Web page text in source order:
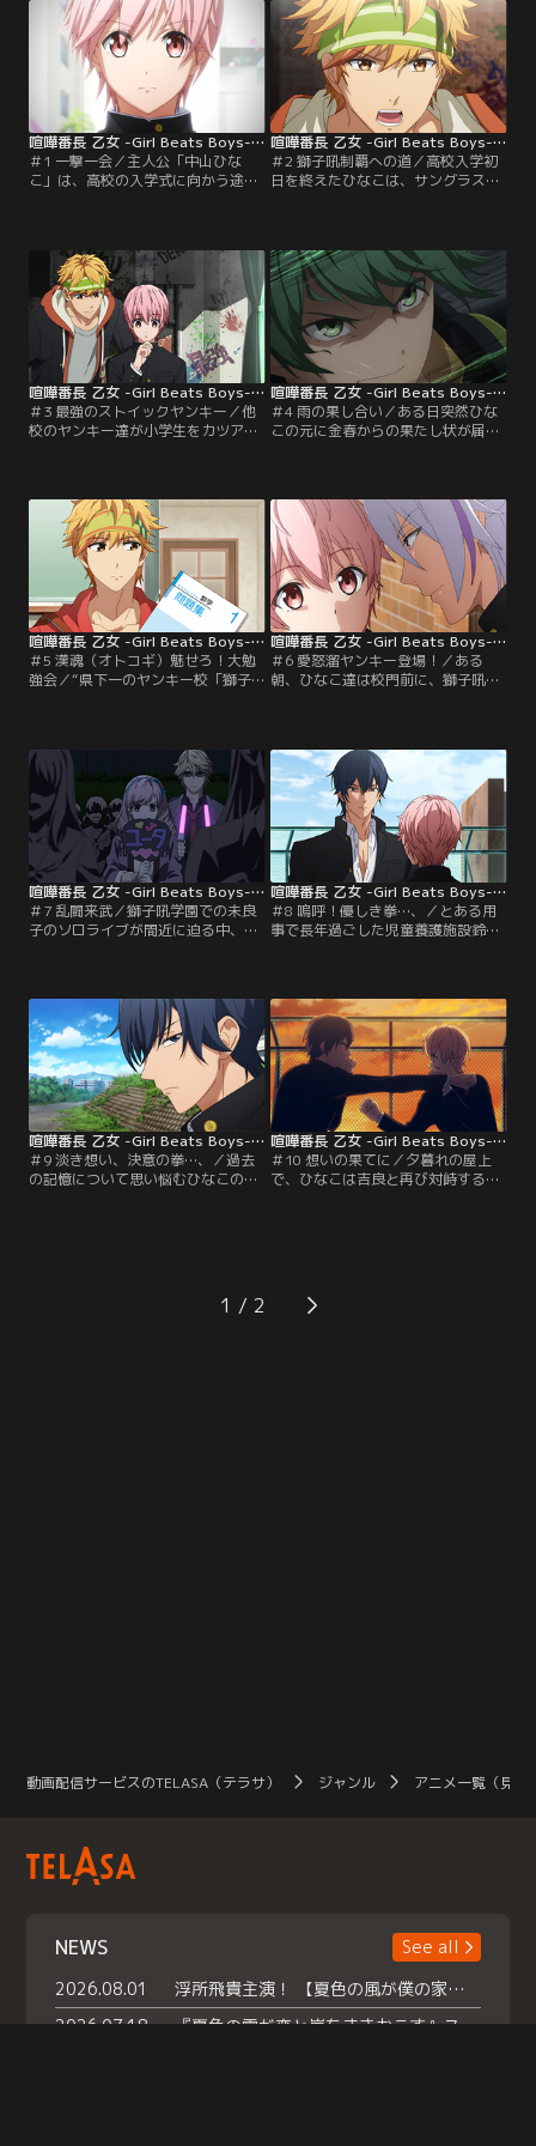
喧嘩番長 乙女 -Girl Beats Boys- 第01話
＃1 一撃一会／主人公「中山ひな
こ」は、高校の入学式に向かう途
いう、壮絶な大乱闘を前に驚くばか
りのひなこ。あわやその渦中に巻き
込まれるところに、「箕輪斗々丸」
と名乗る少年が現れ--。【提供：バ
ンダイチャンネル】
喧嘩番長 乙女 -Girl Beats Boys- 第02話
＃2 獅子吼制覇への道／高校入学初
日を終えたひなこは、サングラスの
の女子高生こそ本来獅子吼学園に通
うハズであった少年「鬼ヶ島ひか
る」。とある理由からひなこは「鬼
ヶ島ひかる」として獅子吼学園に通
うのだった。“獅子吼制覇”の使命を
背負って--。【提供：バンダイチャ
ンネル】
喧嘩番長 乙女 -Girl Beats Boys- 第03話
＃3 最強のストイックヤンキー／他
校のヤンキー達が小学生をカツアゲ
の最中、不意打ちを仕掛けられたひ
なこは、同じ獅子吼学園一年の「金
春貴之」に助けられる。しかし、ひ
なこに課せられた“獅子吼制覇”の使
命には、金春との闘いが避けられな
い運命に…。【提供：バンダイチャ
ンネル】
喧嘩番長 乙女 -Girl Beats Boys- 第04話
＃4 雨の果し合い／ある日突然ひな
この元に金春からの果たし状が届
にも果たし状が届いており、その差
出人は鬼ヶ島ひかるであったとい
う。状況が掴めないひなこは必死に
否定するが、怒りに燃える金春は聞
く耳を持たない。雨が降りしきる廃
工場で、戸惑いの中、闘いが…。
【提供：バンダイチャンネル】
喧嘩番長 乙女 -Girl Beats Boys- 第05話
＃5 漢魂（オトコギ）魅せろ！大勉
強会／“県下一のヤンキー校「獅子
を開催することに。場所は何故かひ
なこの自宅。試験勉強と同時に、ひ
かると同居している自宅での勉強会
で正体をバレないようにしなければ
ならないひなこ。“ヤンキー”と“勉
強”、この二つの要素が…。【提供：
バンダイチャンネル】
喧嘩番長 乙女 -Girl Beats Boys- 第06話
＃6 愛怒溜ヤンキー登場！／ある
朝、ひなこ達は校門前に、獅子吼に
双子の兄ひかるが大ファンのアイド
ル「未良子裕太」だった。彼は獅子
吼に通う生徒で、吉良と並ぶ二年ツ
ートップの内の一人。「女にしか見
えない」と妖しく接近してくる未良
子にひなこは勝負を挑み…。【提
供：バンダイチャンネル】
喧嘩番長 乙女 -Girl Beats Boys- 第07話
＃7 乱闘来武／獅子吼学園での未良
子のソロライブが間近に迫る中、ひ
「仲間」というフレーズに過敏な反
応を見せる未良子の寂し気な瞳の中
に、かつての孤独な自分の姿を重ね
るひなこ。そこで吉良から聞かされ
る未良子の過去。そしてライブ当
日…。【提供：バンダイチャンネ
ル】
喧嘩番長 乙女 -Girl Beats Boys- 第08話
＃8 嗚呼！優しき拳…、／とある用
事で長年過ごした児童養護施設鈴風
った自分を守ってくれたこと、その
姿に憧れて強くなろうと思ったこ
と。遠い過去の記憶としてぼんやり
としたイメージでしか浮かばないそ
の姿---。そんな中、ひなこは「吉良
麟太郎」から…。【提供：バンダイ
チャンネル】
喧嘩番長 乙女 -Girl Beats Boys- 第09話
＃9 淡き想い、決意の拳…、／過去
の記憶について思い悩むひなこの前
きな力をもらう。一方、吉良は未良
子に呼び出され、タイマンで喝を入
喧嘩番長 乙女 -Girl Beats Boys- 第10話
＃10 想いの果てに／夕暮れの屋上
で、ひなこは吉良と再び対峙する。
の拳を吉良に向けるひなこ。男であ
ること、そしてもう「守ってもらう
1
動画配信サービスのTELASA（テラサ） ジャンル アニメ一覧（見放
NEWS
See all
2026.08.01
浮所飛貴主演！ 【夏色の風が僕の家にやってきた】 本日よりテラサで独占配信スタート！
2026.07.18
『夏色の雲が恋と嵐をまきおこす』スペシャルメイキング 【Part1】2026年７月18日（土）23時30分～配信スタート！話題のシーンの裏側を大公開！豪華キャスト大集合！ 『武宮家 真夏の家族会議』開催！